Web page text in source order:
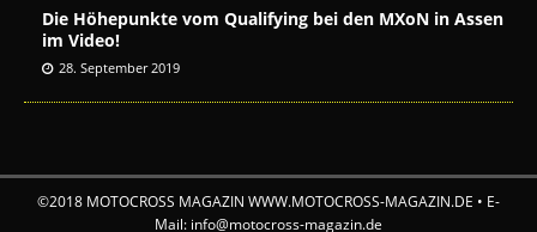
Die Höhepunkte vom Qualifying bei den MXoN in Assen
im Video!
28. September 2019
©2018 MOTOCROSS MAGAZIN WWW.MOTOCROSS-MAGAZIN.DE • E-
Mail: info@motocross-magazin.de